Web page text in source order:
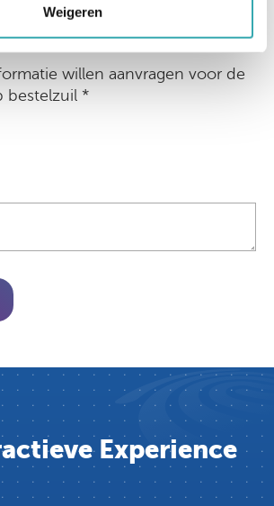
Weigeren
willen aanvragen voor de
bestelzuil *
Experience